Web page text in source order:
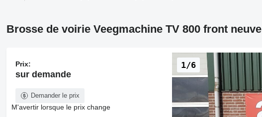
Brosse de voirie Veegmachine TV 800 front neuve
1/6
Prix:
sur demande
Demander le prix
M'avertir lorsque le prix change